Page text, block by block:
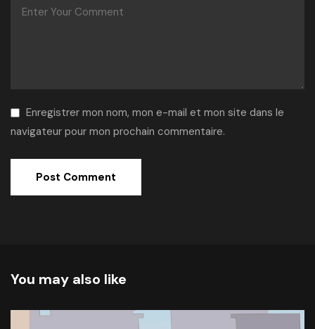
Enregistrer mon nom, mon e-mail et mon site dans le
navigateur pour mon prochain commentaire.
You may also like